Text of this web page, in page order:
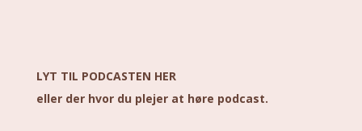
LYT TIL PODCASTEN HER
eller der hvor du plejer at høre podcast.